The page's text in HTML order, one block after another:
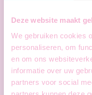
Deze website maakt
We gebruiken cookies
personaliseren, om
en om ons
informatie over uw
partners voor social
Pracownik
Oostende /